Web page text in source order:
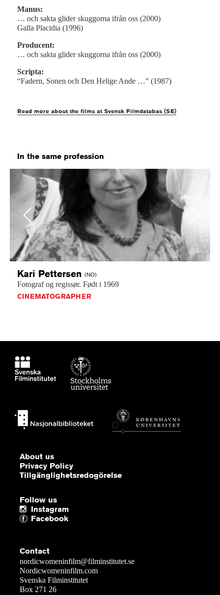
Manus:
… och sakta glider skuggorna ifrån oss (2000)
Galla Placidia (1996)
Producent:
… och sakta glider skuggorna ifrån oss (2000)
Scripta:
“Fadern, Sonen och Den Helige Ande …” (1987)
Read more about the films at Svensk Filmdatabas (SE)
In the same profession
Previous
Kari Pettersen (NO)
Fotograf og regissør. Født i 1969
CINEMATOGRAPHER
About us
Privacy Policy
Tillgänglighetsredogörelse
Follow us
Instagram
Facebook
Contact
nordicwomeninfilm@filminstitutet.se
Nordicwomeninfilm.com
Svenska Filminstitutet
Box 271 26